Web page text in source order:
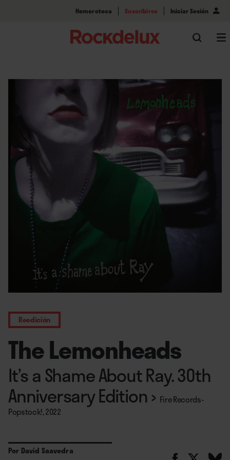
Hemeroteca Suscribirse Iniciar Sesión
Reedición
The Lemonheads
It’s a Shame About Ray. 30th
Anniversary Edition› Fire Records-
Popstock!, 2022
Por David Saavedra